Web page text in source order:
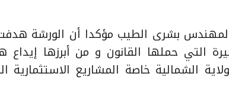
المهندس بشرى الطيب مؤكدا أن الورشة
التي حملها القانون و من أبرزها
الشمالية خاصة المشاريع الاستثمارية